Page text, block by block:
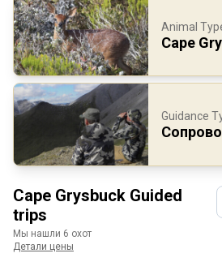
Animal
Cape
Guidance
Cape Grysbuck Guided
trips
Мы нашли 6 охот
Детали цены